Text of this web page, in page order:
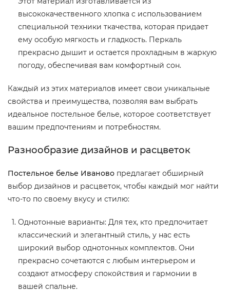
высококачественного хлопка с использованием
специальной техники ткачества, которая придает
ему особую мягкость и гладкость. Перкаль
прекрасно дышит и остается прохладным в жаркую
погоду, обеспечивая вам комфортный сон.
Каждый из этих материалов имеет свои уникальные
свойства и преимущества, позволяя вам выбрать
идеальное постельное белье, которое соответствует
вашим предпочтениям и потребностям.
Разнообразие дизайнов и расцветок
Постельное белье Иваново предлагает обширный
выбор дизайнов и расцветок, чтобы каждый мог найти
что-то по своему вкусу и стилю:
Однотонные варианты: Для тех, кто предпочитает
классический и элегантный стиль, у нас есть
широкий выбор однотонных комплектов. Они
прекрасно сочетаются с любым интерьером и
создают атмосферу спокойствия и гармонии в
вашей спальне.